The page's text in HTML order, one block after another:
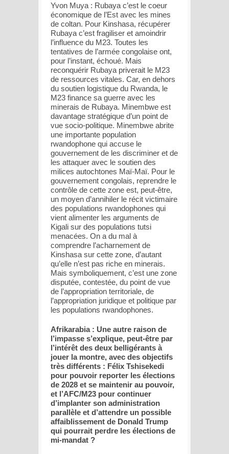
Yvon Muya : Rubaya c’est le coeur
économique de l’Est avec les mines
de coltan. Pour Kinshasa, récupérer
Rubaya c’est fragiliser et amoindrir
l’influence du M23. Toutes les
tentatives de l’armée congolaise ont,
pour l’instant, échoué. Mais
reconquérir Rubaya priverait le M23
de ressources vitales. Car, en dehors
du soutien logistique du Rwanda, le
M23 finance sa guerre avec les
minerais de Rubaya. Minembwe est
davantage stratégique d’un point de
vue socio-politique. Minembwe abrite
une importante population
rwandophone qui accuse le
gouvernement de les discriminer et de
les attaquer avec le soutien des
milices autochtones Maï-Maï. Pour le
gouvernement congolais, reprendre le
contrôle de cette zone est, peut-être,
un moyen d’annihiler le récit victimaire
des populations rwandophones qui
vient alimenter les arguments de
Kigali sur des populations tutsi
menacées. On a du mal à
comprendre l’acharnement de
Kinshasa sur cette zone, d’autant
qu’elle n’est pas riche en minerais.
Mais symboliquement, c’est une zone
disputée, contestée, du point de vue
de l’appropriation territoriale, de
l’appropriation juridique et politique par
les populations rwandophones.
Afrikarabia : Une autre raison de
l’impasse s’explique, peut-être par
l’intérêt des deux belligérants à
jouer la montre, avec des objectifs
très différents : Félix Tshisekedi
pour pouvoir reporter les élections
de 2028 et se maintenir au pouvoir,
et l’AFC/M23 pour continuer
d’implanter son administration
parallèle et d’attendre un possible
affaiblissement de Donald Trump
qui pourrait perdre les élections de
mi-mandat ?